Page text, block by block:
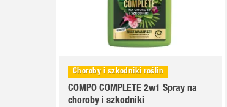
Choroby i szkodniki roślin
COMPO COMPLETE 2w1 Spray na
choroby i szkodniki